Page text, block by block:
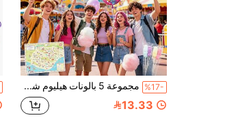
%17- مجموعة 5 بالونات هيليوم شخصيات أنمي رومي بنفسجي وردي معدني لامع نجمة دائرية من رقائق مايلر، ذاتية الإغلاق قابلة لإعادة الاستخدام، لمحبي الأنمي واللاعبين، ديكور حفلات أعياد الميلاد داخل وخارج المنزل، Demon Pop Hunters، Squishy
13.33